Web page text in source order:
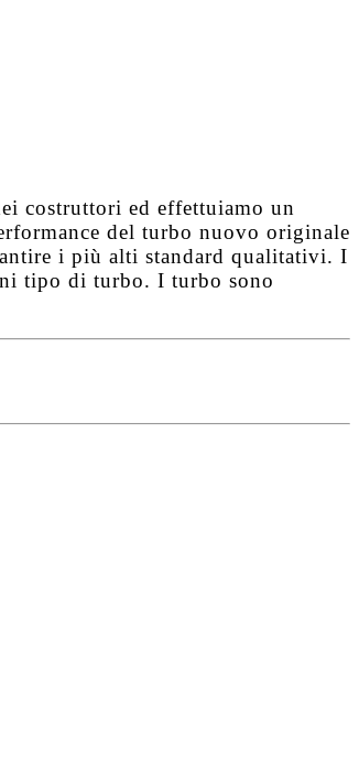
costruttori ed effettuiamo un
del turbo nuovo originale
i più alti standard qualitativi. I
tipo di turbo. I turbo sono